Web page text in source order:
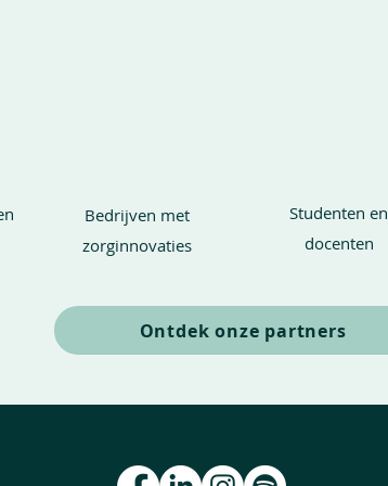
Bedrijven met
zorginnovaties
Studenten en
docenten
Ontdek onze partners